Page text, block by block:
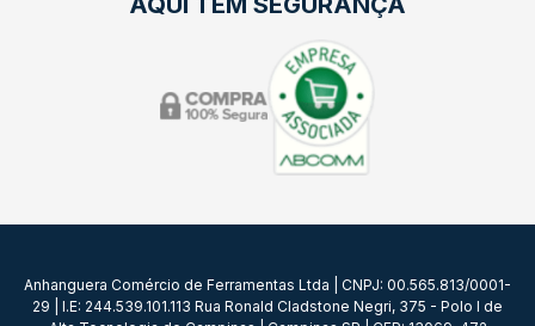
Anhanguera Comércio de Ferramentas Ltda | CNPJ: 00.565.813/0001-
29 | I.E: 244.539.101.113 Rua Ronald Cladstone Negri, 375 - Polo I de